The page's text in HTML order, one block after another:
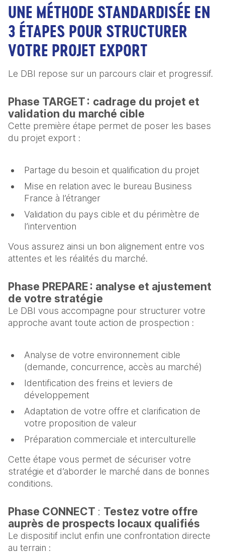
UNE MÉTHODE STANDARDISÉE EN
3 ÉTAPES POUR STRUCTURER
VOTRE PROJET EXPORT
Le DBI repose sur un parcours clair et progressif.
Phase TARGET : cadrage du projet et
validation du marché cible
Cette première étape permet de poser les bases
du projet export :
Partage du besoin et qualification du projet
Mise en relation avec le bureau Business
France à l’étranger
Validation du pays cible et du périmètre de
l’intervention
Vous assurez ainsi un bon alignement entre vos
attentes et les réalités du marché.
Phase PREPARE : analyse et ajustement
de votre stratégie
Le DBI vous accompagne pour structurer votre
approche avant toute action de prospection :
Analyse de votre environnement cible
(demande, concurrence, accès au marché)
Identification des freins et leviers de
développement
Adaptation de votre offre et clarification de
votre proposition de valeur
Préparation commerciale et interculturelle
Cette étape vous permet de sécuriser votre
stratégie et d’aborder le marché dans de bonnes
conditions.
Phase CONNECT : Testez votre offre
auprès de prospects locaux qualifiés
Le dispositif inclut enfin une confrontation directe
au terrain :